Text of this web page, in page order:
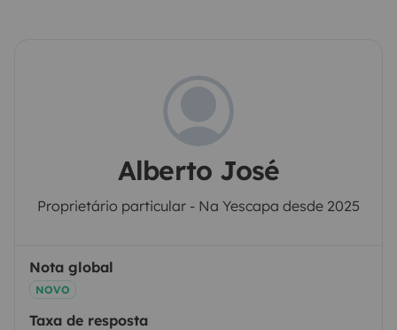
Alberto José
Proprietário particular - Na Yescapa desde 2025
Nota global
NOVO
Taxa de resposta